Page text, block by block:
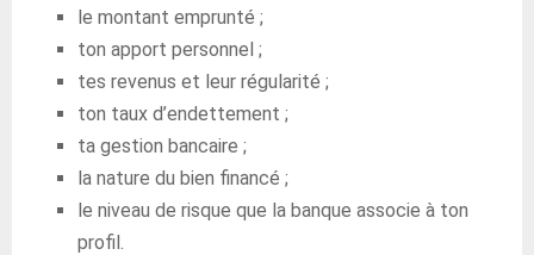
le montant emprunté ;
ton apport personnel ;
tes revenus et leur régularité ;
ton taux d’endettement ;
ta gestion bancaire ;
la nature du bien financé ;
le niveau de risque que la banque associe à ton
profil.